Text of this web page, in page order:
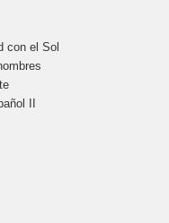
con el Sol
II